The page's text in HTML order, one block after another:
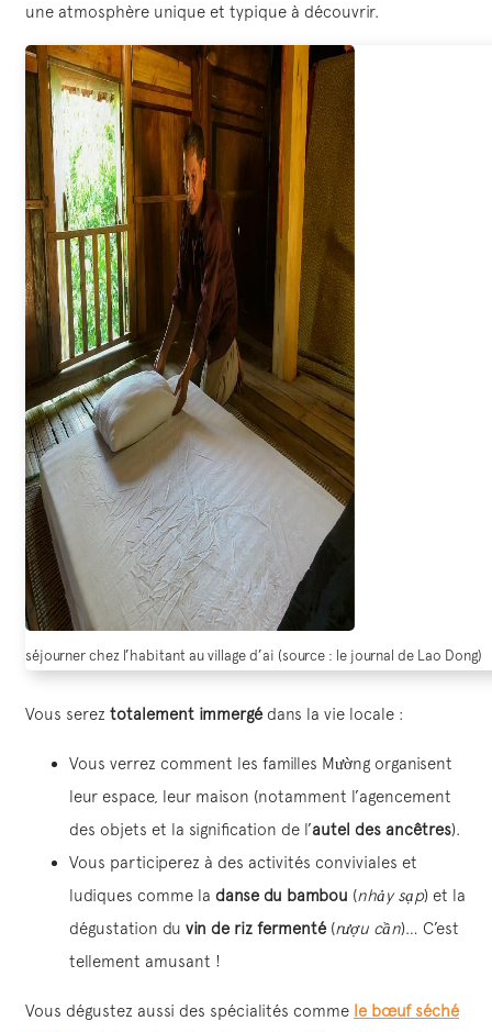
une atmosphère unique et typique à découvrir.
séjourner chez l’habitant au village d’ai (source : le journal de Lao Dong)
Vous serez totalement immergédans la vie locale :
Vous verrez comment les familles Mường organisent
leur espace, leur maison (notamment l’agencement
des objets et la signification de l’autel des ancêtres).
Vous participerez à des activités conviviales et
ludiques comme la danse du bambou (nhảy sạp) et la
dégustation du vin de riz fermenté(rượu cần)… C’est
tellement amusant !
Vous dégustez aussi des spécialités comme le bœuf séché